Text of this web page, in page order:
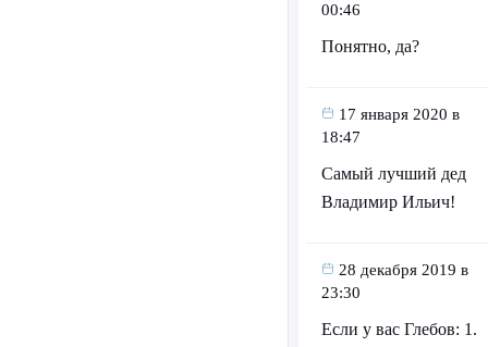
00:46
Понятно, да?
17 января 2020 в
18:47
Самый лучший дед
Владимир Ильич!
28 декабря 2019 в
23:30
Если у вас Глебов: 1.